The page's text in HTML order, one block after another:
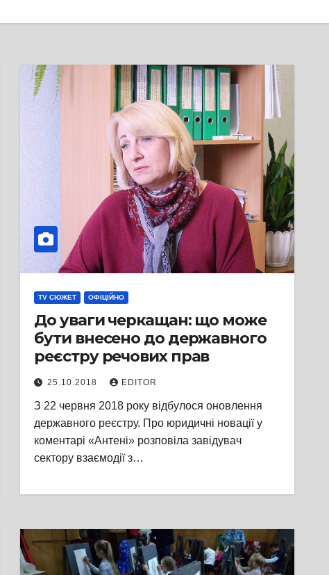
TV СЮЖЕТ ОФІЦІЙНО
До уваги черкащан: що може
бути внесено до державного
реєстру речових прав
25.10.2018 EDITOR
З 22 червня 2018 року відбулося оновлення
державного реєстру. Про юридичні новації у
коментарі «Антені» розповіла завідувач
сектору взаємодії з…